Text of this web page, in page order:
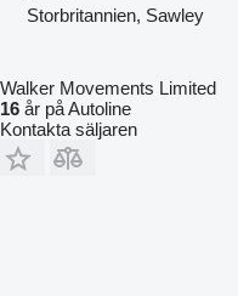
Storbritannien, Sawley
Walker Movements Limited
16 år på Autoline
Kontakta säljaren